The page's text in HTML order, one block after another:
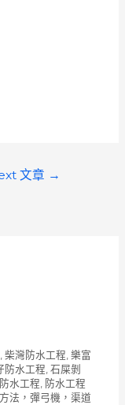
文章 →
, 柴灣防水工程, 樂富
防水工程, 石屎剝
防水工程, 防水工程
法，彈弓機，渠道